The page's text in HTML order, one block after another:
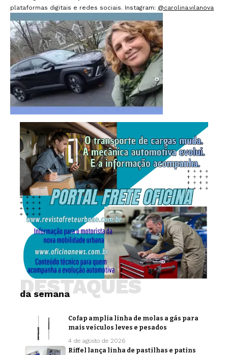
plataformas digitais e redes sociais. Instagram: @carolina.vilanova
da semana
DESTAQUES
Cofap amplia linha de molas a gás para
mais veículos leves e pesados
4 de agosto de 2026
Riffel lança linha de pastilhas e patins